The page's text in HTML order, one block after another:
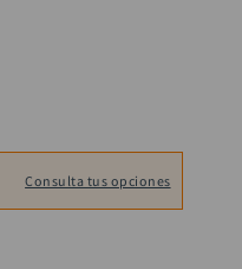
Consulta tus opciones